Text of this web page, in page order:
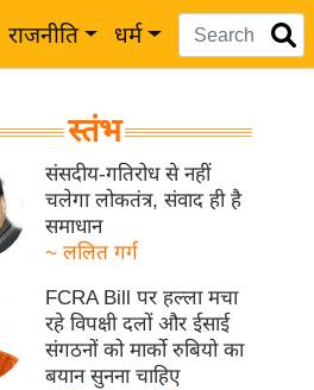
राजनीति धर्म
स्तंभ
संसदीय-गतिरोध से नहीं
चलेगा लोकतंत्र, संवाद ही है
समाधान
~ ललित गर्ग
FCRA Bill पर हल्ला मचा
रहे विपक्षी दलों और ईसाई
संगठनों को मार्को रुबियो का
बयान सुनना चाहिए